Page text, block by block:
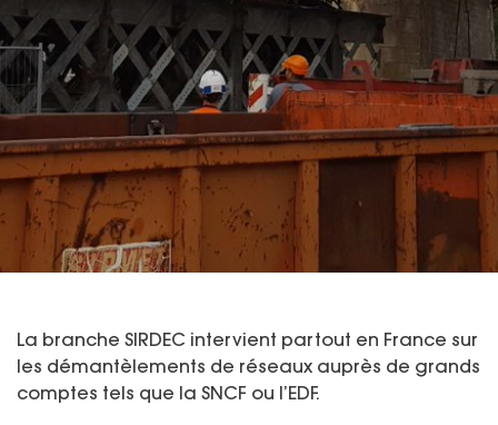
La branche SIRDEC intervient partout en France sur
les démantèlements de réseaux auprès de grands
comptes tels que la SNCF ou l’EDF.